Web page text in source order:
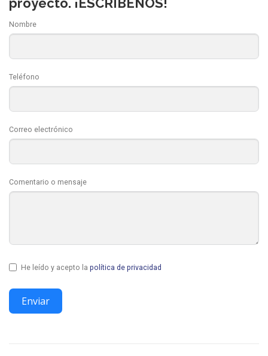
Nombre
Teléfono
Correo electrónico
Comentario o mensaje
He leído y acepto la política de privacidad
Enviar